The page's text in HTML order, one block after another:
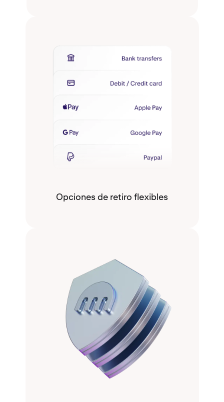
Opciones de retiro flexibles